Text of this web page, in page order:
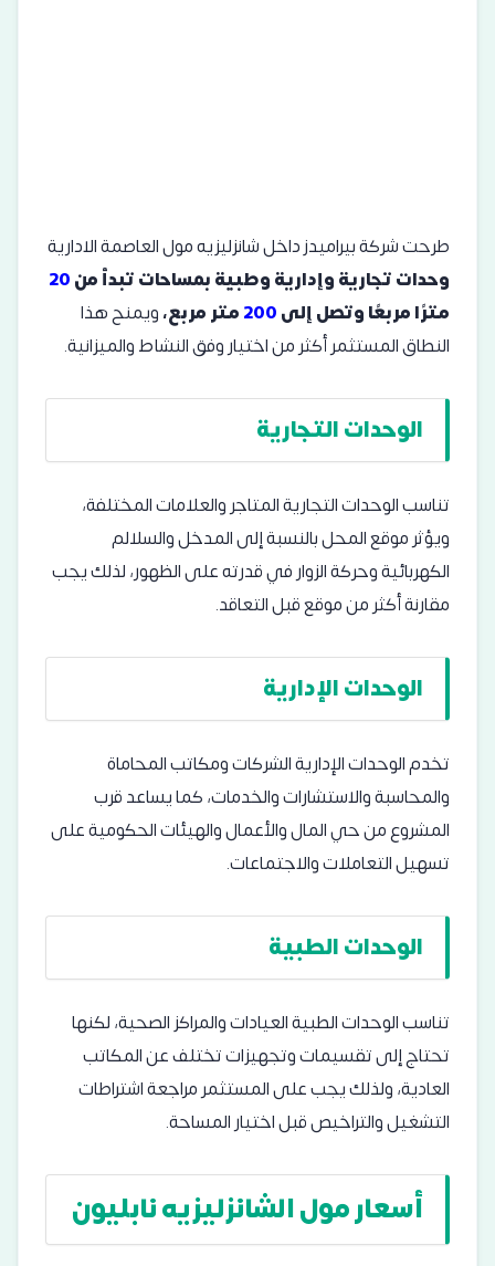
طرحت شركة بيراميدز داخل شانزليزيه مول العاصمة الادارية
وحدات تجارية وإدارية وطبية بمساحات تبدأ من20
مترًا مربعًا وتصل إلى200متر مربع،ويمنح هذا
النطاق المستثمر أكثر من اختيار وفق النشاط والميزانية.
الوحدات التجارية
تناسب الوحدات التجارية المتاجر والعلامات المختلفة،
ويؤثر موقع المحل بالنسبة إلى المدخل والسلالم
الكهربائية وحركة الزوار في قدرته على الظهور، لذلك يجب
مقارنة أكثر من موقع قبل التعاقد.
الوحدات الإدارية
تخدم الوحدات الإدارية الشركات ومكاتب المحاماة
والمحاسبة والاستشارات والخدمات، كما يساعد قرب
المشروع من حي المال والأعمال والهيئات الحكومية على
تسهيل التعاملات والاجتماعات.
الوحدات الطبية
تناسب الوحدات الطبية العيادات والمراكز الصحية، لكنها
تحتاج إلى تقسيمات وتجهيزات تختلف عن المكاتب
العادية، ولذلك يجب على المستثمر مراجعة اشتراطات
التشغيل والتراخيص قبل اختيار المساحة.
أسعار مول الشانزليزيه نابليون